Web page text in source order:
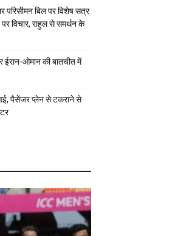
परिसीमन बिल पर विशेष सत्र
विचार, राहुल से समर्थन के
ओमान की बातचीत में
पैसेंजर प्लेन से टकराने से